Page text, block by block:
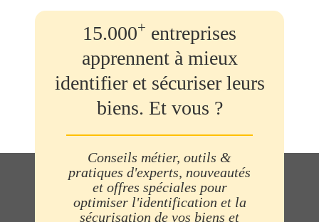
15.000+ entreprises
apprennent à mieux
identifier et sécuriser leurs
biens. Et vous ?
Conseils métier, outils &
pratiques d'experts, nouveautés
et offres spéciales pour
optimiser l'identification et la
sécurisation de vos biens et